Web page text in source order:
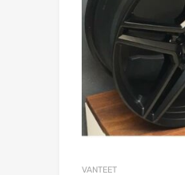
VANTEET